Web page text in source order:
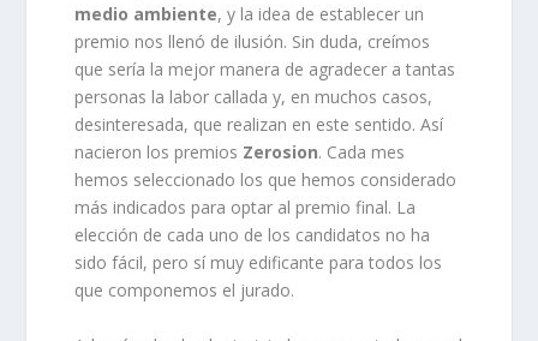
medio ambiente, y la idea de establecer un
premio nos llenó de ilusión. Sin duda, creímos
que sería la mejor manera de agradecer a tantas
personas la labor callada y, en muchos casos,
desinteresada, que realizan en este sentido. Así
nacieron los premios Zerosion. Cada mes
hemos seleccionado los que hemos considerado
más indicados para optar al premio final. La
elección de cada uno de los candidatos no ha
sido fácil, pero sí muy edificante para todos los
que componemos el jurado.